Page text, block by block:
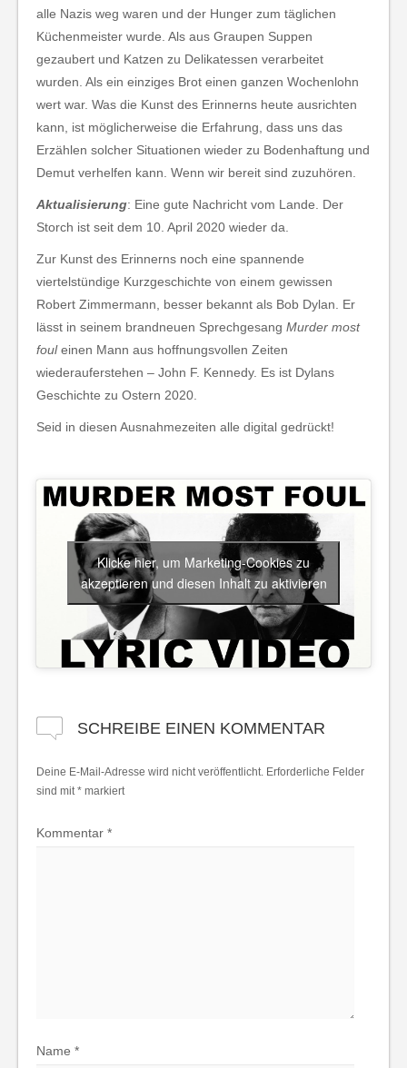
alle Nazis weg waren und der Hunger zum täglichen
Küchenmeister wurde. Als aus Graupen Suppen
gezaubert und Katzen zu Delikatessen verarbeitet
wurden. Als ein einziges Brot einen ganzen Wochenlohn
wert war. Was die Kunst des Erinnerns heute ausrichten
kann, ist möglicherweise die Erfahrung, dass uns das
Erzählen solcher Situationen wieder zu Bodenhaftung und
Demut verhelfen kann. Wenn wir bereit sind zuzuhören.
Aktualisierung: Eine gute Nachricht vom Lande. Der
Storch ist seit dem 10. April 2020 wieder da.
Zur Kunst des Erinnerns noch eine spannende
viertelstündige Kurzgeschichte von einem gewissen
Robert Zimmermann, besser bekannt als Bob Dylan. Er
lässt in seinem brandneuen Sprechgesang Murder most
fouleinen Mann aus hoffnungsvollen Zeiten
wiederauferstehen – John F. Kennedy. Es ist Dylans
Geschichte zu Ostern 2020.
Seid in diesen Ausnahmezeiten alle digital gedrückt!
Klicke hier, um Marketing-Cookies zu
akzeptieren und diesen Inhalt zu aktivieren
SCHREIBE EINEN KOMMENTAR
Deine E-Mail-Adresse wird nicht veröffentlicht. Erforderliche Felder
sind mit * markiert
Kommentar *
Name *